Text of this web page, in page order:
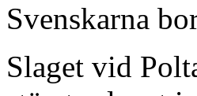
Svenskarna
Slaget vid